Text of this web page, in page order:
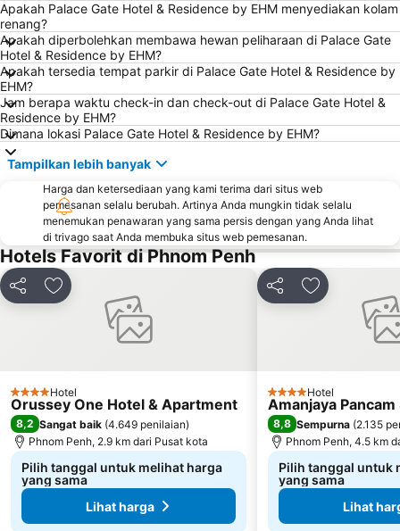
Apakah Palace Gate Hotel & Residence by EHM menyediakan kolam
renang?
Apakah diperbolehkan membawa hewan peliharaan di Palace Gate
Hotel & Residence by EHM?
Apakah tersedia tempat parkir di Palace Gate Hotel & Residence by
EHM?
Jam berapa waktu check-in dan check-out di Palace Gate Hotel &
Residence by EHM?
Dimana lokasi Palace Gate Hotel & Residence by EHM?
Tampilkan lebih banyak
Harga dan ketersediaan yang kami terima dari situs web
pemesanan selalu berubah. Artinya Anda mungkin tidak selalu
menemukan penawaran yang sama persis dengan yang Anda lihat
di trivago saat Anda membuka situs web pemesanan.
Hotels Favorit di Phnom Penh
BagikanTambahkan ke favorit
4 Bintang
Hotel
Orussey One Hotel & Apartment
8,2 Sangat baik (4.649 penilaian)
Phnom Penh, 2.9 km dari Pusat kota
Pilih tanggal untuk melihat harga
yang sama
Lihat harga
BagikanTambahkan
4 Bintang
Hotel
Amanjaya
8,8 Sempurna (2.135
Phnom Penh, 4.5 km
Pilih tanggal untuk
yang sama
Lihat